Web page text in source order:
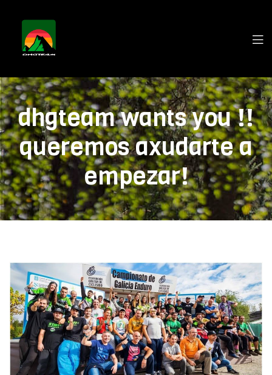
dhgteam wants you !!
queremos axudarte a
empezar!